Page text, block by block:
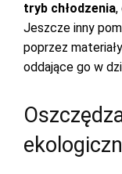
tryb chłodzenia,
Jeszcze inny
poprzez
oddające go w